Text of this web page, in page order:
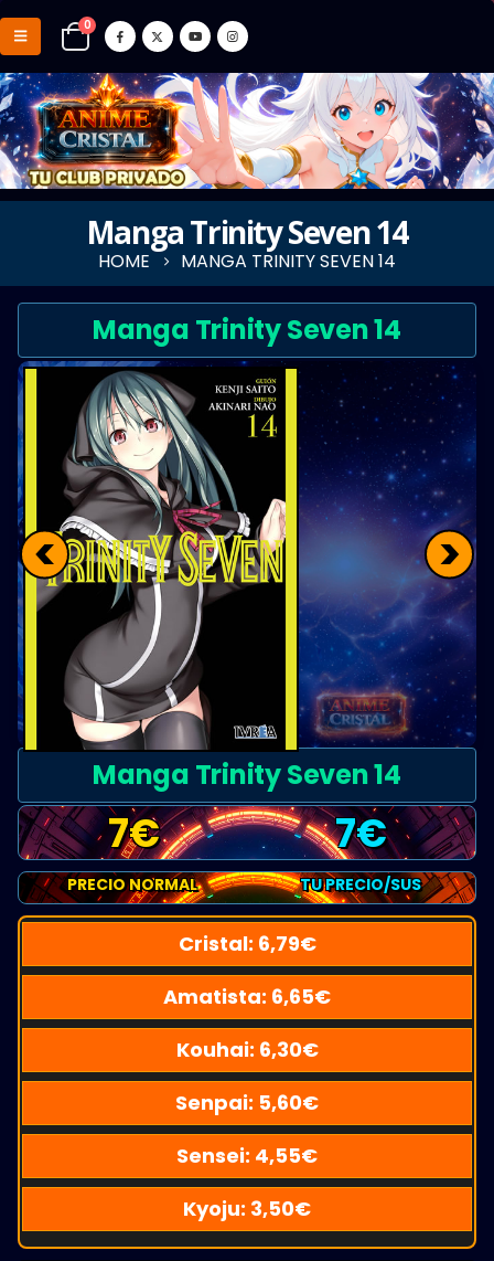
0
Manga Trinity Seven 14
HOME MANGA TRINITY SEVEN 14
Manga Trinity Seven 14
< >
Manga Trinity Seven 14
7€ 7€
PRECIO NORMAL TU PRECIO/SUS
Cristal: 6,79€
Amatista: 6,65€
Kouhai: 6,30€
Senpai: 5,60€
Sensei: 4,55€
Kyoju: 3,50€